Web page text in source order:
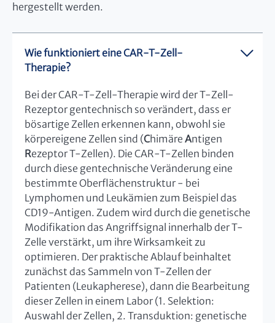
hergestellt werden.
Wie funktioniert eine CAR-T-Zell-
Therapie?
Bei der CAR-T-Zell-Therapie wird der T-Zell-
Rezeptor gentechnisch so verändert, dass er
bösartige Zellen erkennen kann, obwohl sie
körpereigene Zellen sind (Chimäre Antigen
Rezeptor T-Zellen). Die CAR-T-Zellen binden
durch diese gentechnische Veränderung eine
bestimmte Oberflächenstruktur - bei
Lymphomen und Leukämien zum Beispiel das
CD19-Antigen. Zudem wird durch die genetische
Modifikation das Angriffsignal innerhalb der T-
Zelle verstärkt, um ihre Wirksamkeit zu
optimieren. Der praktische Ablauf beinhaltet
zunächst das Sammeln von T-Zellen der
Patienten (Leukapherese), dann die Bearbeitung
dieser Zellen in einem Labor (1. Selektion:
Auswahl der Zellen, 2. Transduktion: genetische